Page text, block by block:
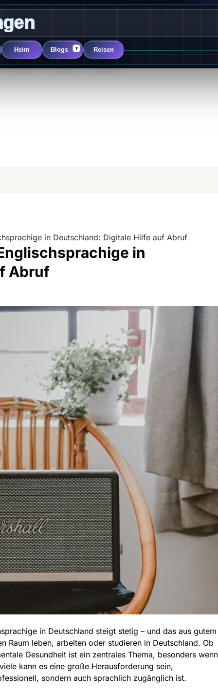
Heim Blogs ▾ Reisen
in Deutschland: Digitale Hilfe auf Abruf
in
Abruf
in Deutschland steigt stetig – und das aus gutem
Raum leben, arbeiten oder studieren in Deutschland. Ob
Gesundheit ist ein zentrales Thema, besonders wenn
kann es eine große Herausforderung sein,
sondern auch sprachlich zugänglich ist.